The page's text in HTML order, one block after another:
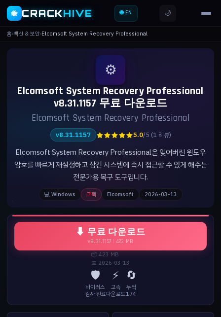
🐝 CRACKHIVE 🌐 EN 🌙
홈›백신 & 보안›Elcomsoft System Recovery Professional
⚙️
Elcomsoft System Recovery Professional
v8.31.1157 무료 다운로드
Elcomsoft System Recovery Professional
v8.31.1157 ★★★★★5.0/5 (1 리뷰)
Elcomsoft System Recovery Professional은 잊어버린 윈도우
암호를 빠르게 재설정하고 잠긴 시스템에 즉시 접근할 수 있게 해주는
전문가용 복구 도구입니다.
💻 Windows 크랙 Elcomsoft 2026-03-13
⬇ 무료 다운로드
v8.31.1157 | 423 MB
📦 423 MB
📅 2026-03-13
🛡️
바이러스
검사 완료
⚡
고속
다운로드
🔄
누적
174